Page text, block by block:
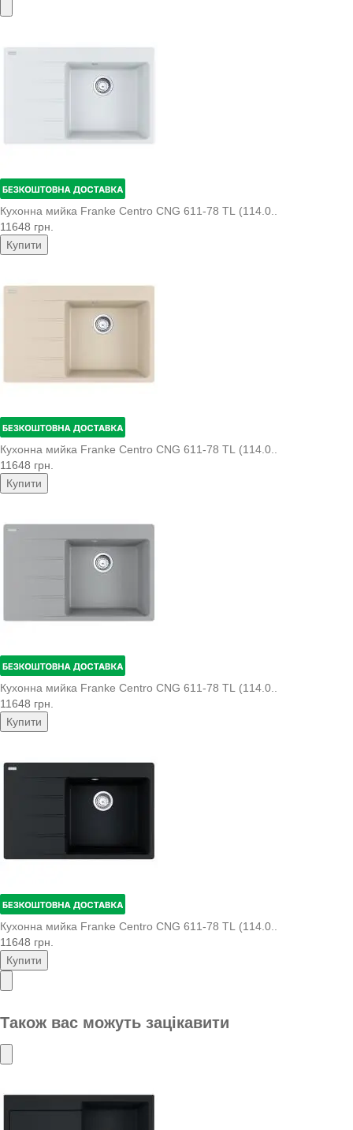
Кухонна мийка Franke Centro CNG 611-78 TL (114.0..
11648 грн.
Купити
Кухонна мийка Franke Centro CNG 611-78 TL (114.0..
11648 грн.
Купити
Кухонна мийка Franke Centro CNG 611-78 TL (114.0..
11648 грн.
Купити
Кухонна мийка Franke Centro CNG 611-78 TL (114.0..
11648 грн.
Купити
Також вас можуть зацікавити